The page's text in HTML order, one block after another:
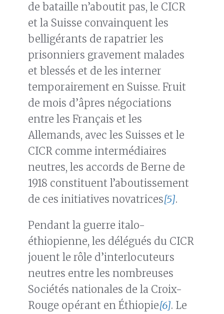
de bataille n’aboutit pas, le CICR
et la Suisse convainquent les
belligérants de rapatrier les
prisonniers gravement malades
et blessés et de les interner
temporairement en Suisse. Fruit
de mois d’âpres négociations
entre les Français et les
Allemands, avec les Suisses et le
CICR comme intermédiaires
neutres, les accords de Berne de
1918 constituent l’aboutissement
de ces initiatives novatrices[5].
Pendant la guerre italo-
éthiopienne, les délégués du CICR
jouent le rôle d’interlocuteurs
neutres entre les nombreuses
Sociétés nationales de la Croix-
Rouge opérant en Éthiopie[6]. Le